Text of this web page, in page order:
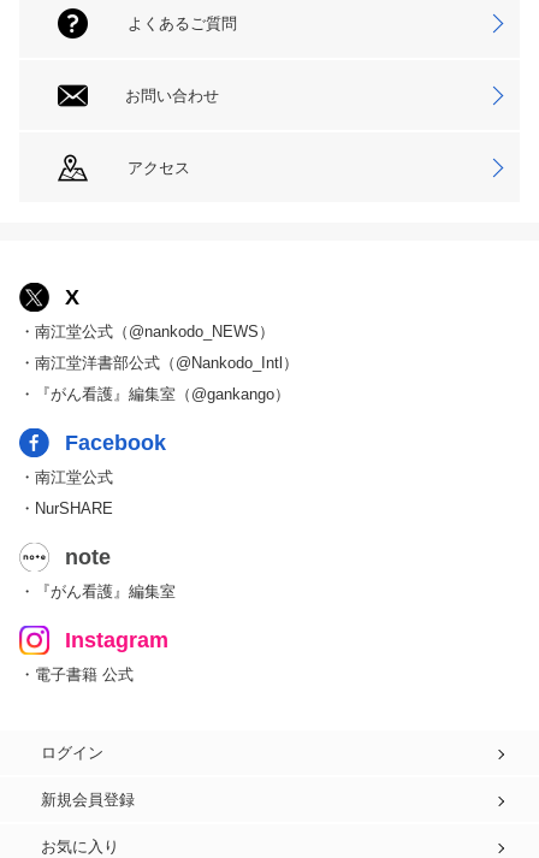
よくあるご質問
お問い合わせ
アクセス
X
・南江堂公式（@nankodo_NEWS）
・南江堂洋書部公式（@Nankodo_Intl）
・『がん看護』編集室（@gankango）
Facebook
・南江堂公式
・NurSHARE
note
・『がん看護』編集室
Instagram
・電子書籍 公式
ログイン
新規会員登録
お気に入り